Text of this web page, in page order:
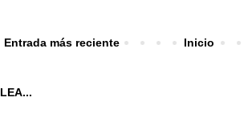
Entrada más reciente Inicio
LEA...